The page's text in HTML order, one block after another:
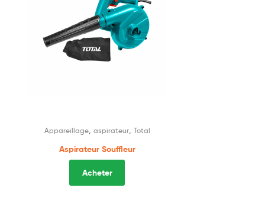
Appareillage, aspirateur, Total
Aspirateur Souffleur
Acheter